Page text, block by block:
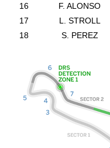
16
F. ALONSO
17
L. STROLL
18
S. PEREZ